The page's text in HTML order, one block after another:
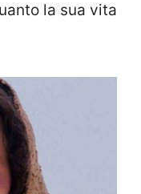
la sua vita